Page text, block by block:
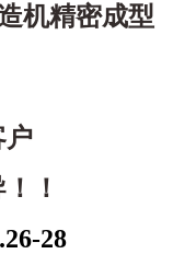
机精密成型
户
！！
28